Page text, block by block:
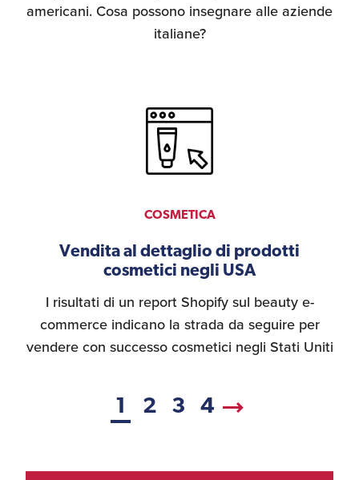
americani. Cosa possono insegnare alle aziende
italiane?
COSMETICA
Vendita al dettaglio di prodotti
cosmetici negli USA
I risultati di un report Shopify sul beauty e-
commerce indicano la strada da seguire per
vendere con successo cosmetici negli Stati Uniti
1 2 3 4